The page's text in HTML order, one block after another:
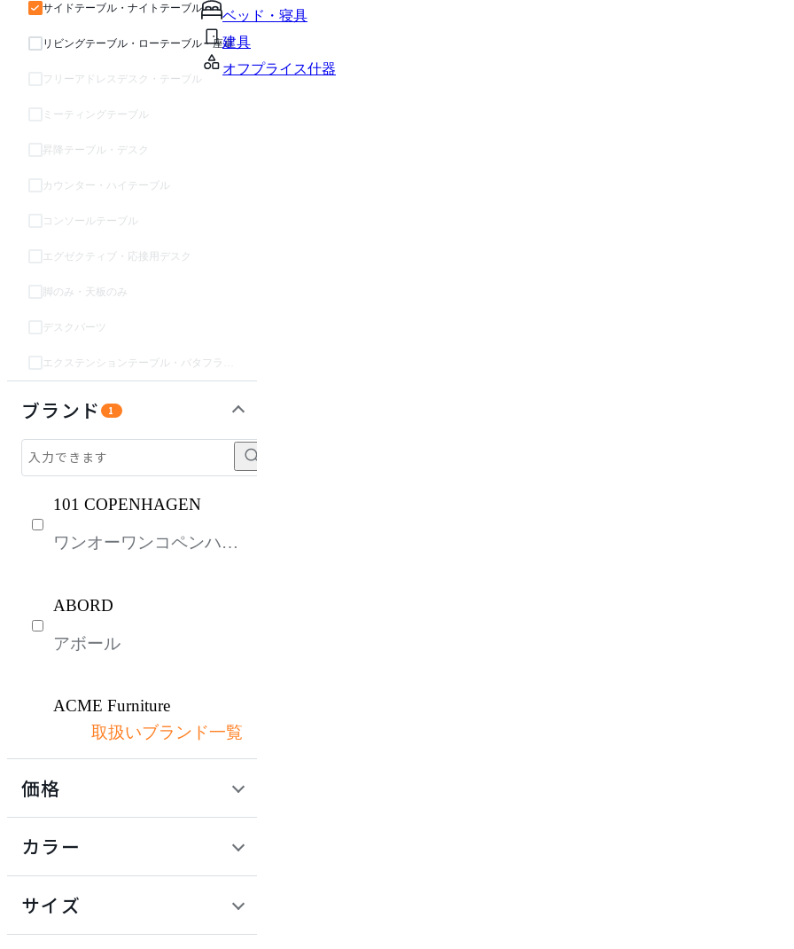
ベッド・寝具
建具
オフプライス什器
サイドテーブル・ナイトテーブル
リビングテーブル・ローテーブル・座卓
フリーアドレスデスク・テーブル
ミーティングテーブル
昇降テーブル・デスク
カウンター・ハイテーブル
コンソールテーブル
エグゼクティブ・応接用デスク
脚のみ・天板のみ
デスクパーツ
ブランド 1
101 COPENHAGEN
ワンオーワンコペンハー
ABORD
アボール
ACME Furniture
アクメファニチャー
アダル
ADAL TOTAL INTERIOR
取扱いブランド一覧
価格
カラー
サイズ